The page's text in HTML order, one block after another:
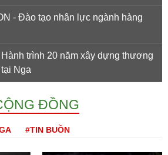
- Đào tạo nhân lực ngành hàng
trình 20 năm xây dựng thương
Nga
ĐỒNG
#TIN BUỒN